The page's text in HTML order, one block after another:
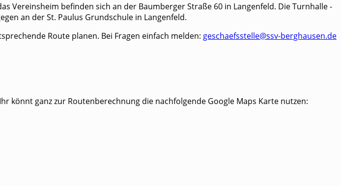
Vereinsheim befinden sich an der Baumberger Straße 60 in Langenfeld. Die Turnhalle -
an der St. Paulus Grundschule in Langenfeld.
Route planen. Bei Fragen einfach melden: geschaefsstelle@ssv-berghausen.de
könnt ganz zur Routenberechnung die nachfolgende Google Maps Karte nutzen: